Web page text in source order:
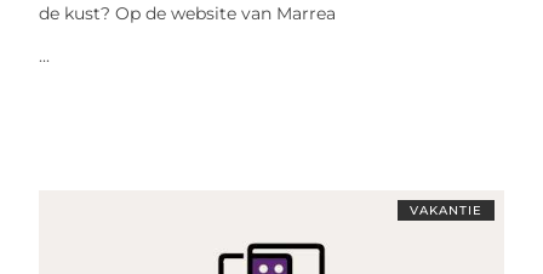
de kust? Op de website van Marrea
...
VAKANTIE